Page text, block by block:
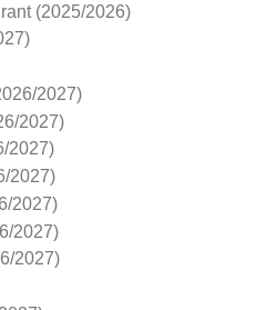
(2025/2026)
2027)
2027)
2027)
2027)
2027)
2027)
2027)